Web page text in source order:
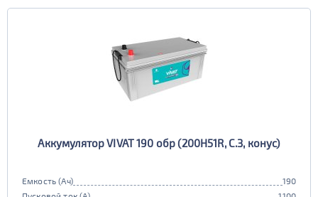
Аккумулятор VIVAT 190 обр (200H51R, C.3, конус)
Емкость (Ач)
190